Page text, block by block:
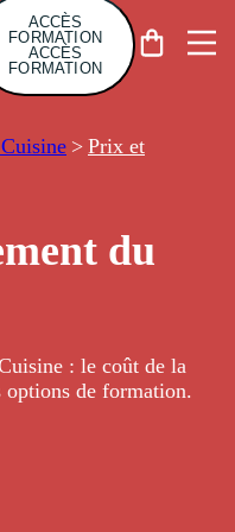
ACCÈS
FORMATION
ACCÈS
FORMATION
> Prix et
du
: le coût de la
de formation.